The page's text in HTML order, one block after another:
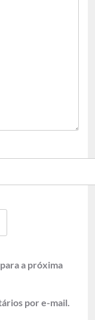
a próxima
por e-mail.